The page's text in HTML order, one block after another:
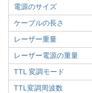
電源のサイズ
ケーブルの長さ
レーザー重量
レーザー電源の重量
TTL 変調モード
TTL変調周波数